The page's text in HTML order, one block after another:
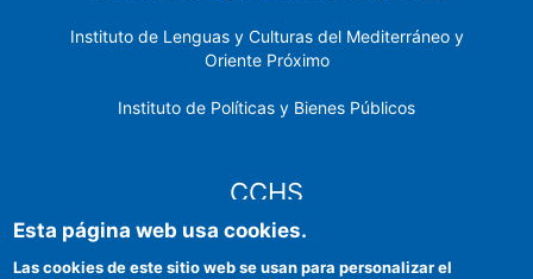
Instituto de Lenguas y Culturas del Mediterráneo y
Oriente Próximo
Instituto de Políticas y Bienes Públicos
CCHS
Esta página web usa cookies.
Las cookies de este sitio web se usan para personalizar el